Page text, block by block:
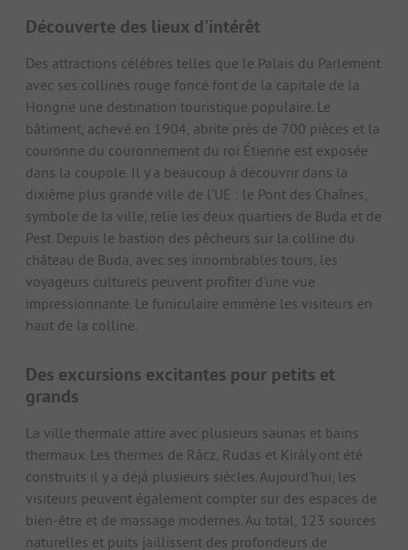
Découverte des lieux d'intérêt
Des attractions célèbres telles que le Palais du Parlement
avec ses collines rouge foncé font de la capitale de la
Hongrie une destination touristique populaire. Le
bâtiment, achevé en 1904, abrite près de 700 pièces et la
couronne du couronnement du roi Étienne est exposée
dans la coupole. Il y a beaucoup à découvrir dans la
dixième plus grande ville de l'UE : le Pont des Chaînes,
symbole de la ville, relie les deux quartiers de Buda et de
Pest. Depuis le bastion des pêcheurs sur la colline du
château de Buda, avec ses innombrables tours, les
voyageurs culturels peuvent profiter d'une vue
impressionnante. Le funiculaire emmène les visiteurs en
haut de la colline.
Des excursions excitantes pour petits et
grands
La ville thermale attire avec plusieurs saunas et bains
thermaux. Les thermes de Rácz, Rudas et Király ont été
construits il y a déjà plusieurs siècles. Aujourd'hui, les
visiteurs peuvent également compter sur des espaces de
bien-être et de massage modernes. Au total, 123 sources
naturelles et puits jaillissent des profondeurs de